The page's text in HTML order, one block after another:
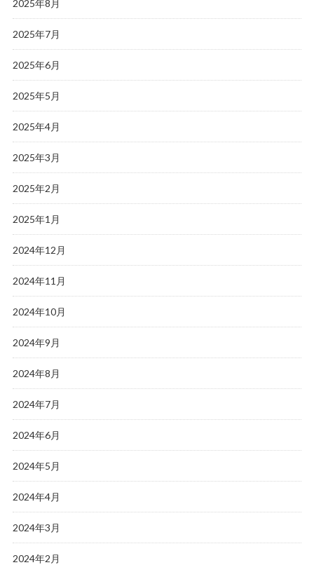
2025年8月
2025年7月
2025年6月
2025年5月
2025年4月
2025年3月
2025年2月
2025年1月
2024年12月
2024年11月
2024年10月
2024年9月
2024年8月
2024年7月
2024年6月
2024年5月
2024年4月
2024年3月
2024年2月